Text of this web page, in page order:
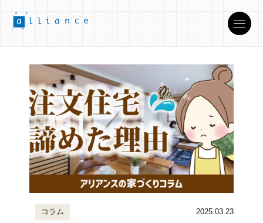
コラム 2025.03.23